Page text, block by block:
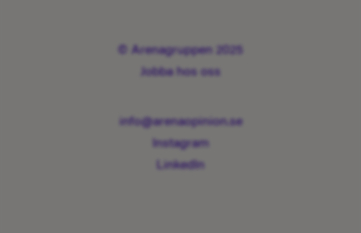
© Arenagruppen 2025
Jobba hos oss
info@arenaopinion.se
Instagram
LinkedIn